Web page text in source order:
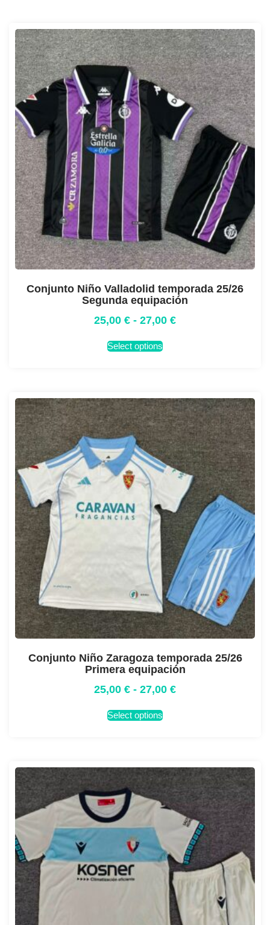
Conjunto Niño Valladolid temporada 25/26
Segunda equipación
25,00 € - 27,00 €
Select options
Conjunto Niño Zaragoza temporada 25/26
Primera equipación
25,00 € - 27,00 €
Select options